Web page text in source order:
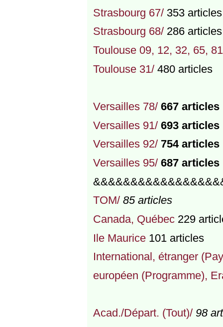
Strasbourg 67/353 articles
Strasbourg 68/286 articles
Toulouse 09, 12, 32, 65,
Toulouse 31/480 articles
Versailles 78/ 667 articles
Versailles 91/ 693 articles
Versailles 92/ 754 articles
Versailles 95/ 687 articles
TOM/ 85 articles
Canada, Québec229
Ile Maurice101 articles
International, étranger
européen (Programme),
Acad./Départ. (Tout)/ 98